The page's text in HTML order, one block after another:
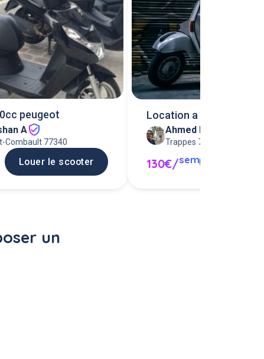
peugeot
A
Combault 77340
Louer le scooter
Location a la semaine
Ahmed B
Trappes 78190
130€/sem
un